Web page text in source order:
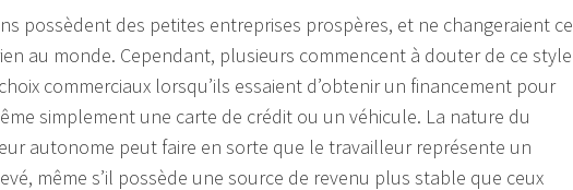
possèdent des petites entreprises prospères, et ne changeraient ce
au monde. Cependant, plusieurs commencent à douter de ce style
commerciaux lorsqu’ils essaient d’obtenir un financement pour
simplement une carte de crédit ou un véhicule. La nature du
autonome peut faire en sorte que le travailleur représente un
même s’il possède une source de revenu plus stable que ceux